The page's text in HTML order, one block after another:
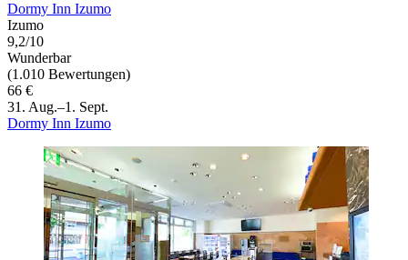
Dormy Inn Izumo
Izumo
9,2/10
Wunderbar
(1.010 Bewertungen)
66 €
31. Aug.–1. Sept.
Dormy Inn Izumo